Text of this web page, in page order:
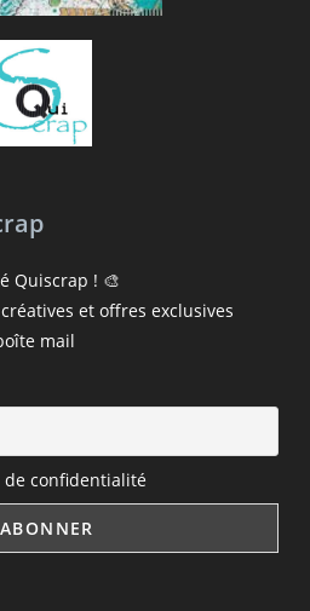
Quiscrap ! 🎨
et offres exclusives
mail
de confidentialité